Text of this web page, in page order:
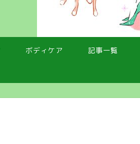
ボディケア 記事一覧